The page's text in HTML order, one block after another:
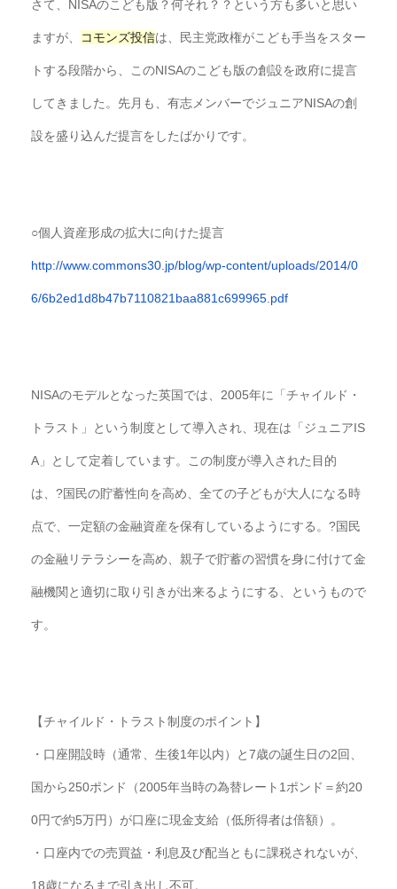
さて、NISAのこども版？何それ？？ という方も多いと思い
ますが、 コモンズ投信は、 民主党政権がこども手当をスター
トする段階から、 このNISAのこども版の創設を政府に提言
してきました。 先月も、 有志メンバーでジュニアNISAの創
設を盛り込んだ提言をしたばかりです。
○個人資産形成の拡大に向けた提言
http://www.commons30.jp/blog/wp-content/uploads/2014/0
6/6b2ed1d8b47b7110821baa881c699965.pdf
NISAのモデルとなった英国では、2005年に「チャイルド・
トラスト」という制度として導入され、現在は「ジュニアIS
A」 として定着しています。この制度が導入された目的
は、?国民の貯蓄性向を高め、全ての子どもが大人になる時
点で、 一定額の金融資産を保有しているようにする。?国民
の金融リテラシーを高め、 親子で貯蓄の習慣を身に付けて金
融機関と適切に取り引きが出来る ようにする、というもので
す。
【チャイルド・トラスト制度のポイント】
・口座開設時（通常、生後1年以内）と7歳の誕生日の2回、
国から250ポンド（2005年当時の為替レート1ポンド＝約20
0円で約5万円）が口座に現金支給（低所得者は倍額）。
・口座内での売買益・利息及び配当ともに課税されないが、
18歳になるまで引き出し不可。